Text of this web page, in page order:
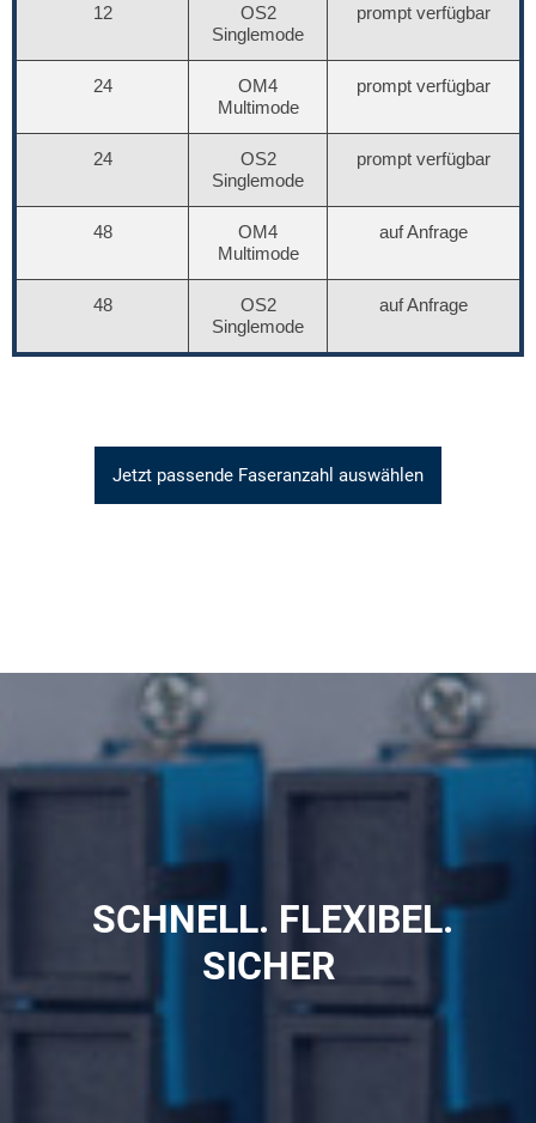
12
OS2
Singlemode
prompt verfügbar
24
OM4
Multimode
prompt verfügbar
24
OS2
Singlemode
prompt verfügbar
48
OM4
Multimode
auf Anfrage
48
OS2
Singlemode
auf Anfrage
Jetzt passende Faseranzahl auswählen
SCHNELL. FLEXIBEL.
SICHER